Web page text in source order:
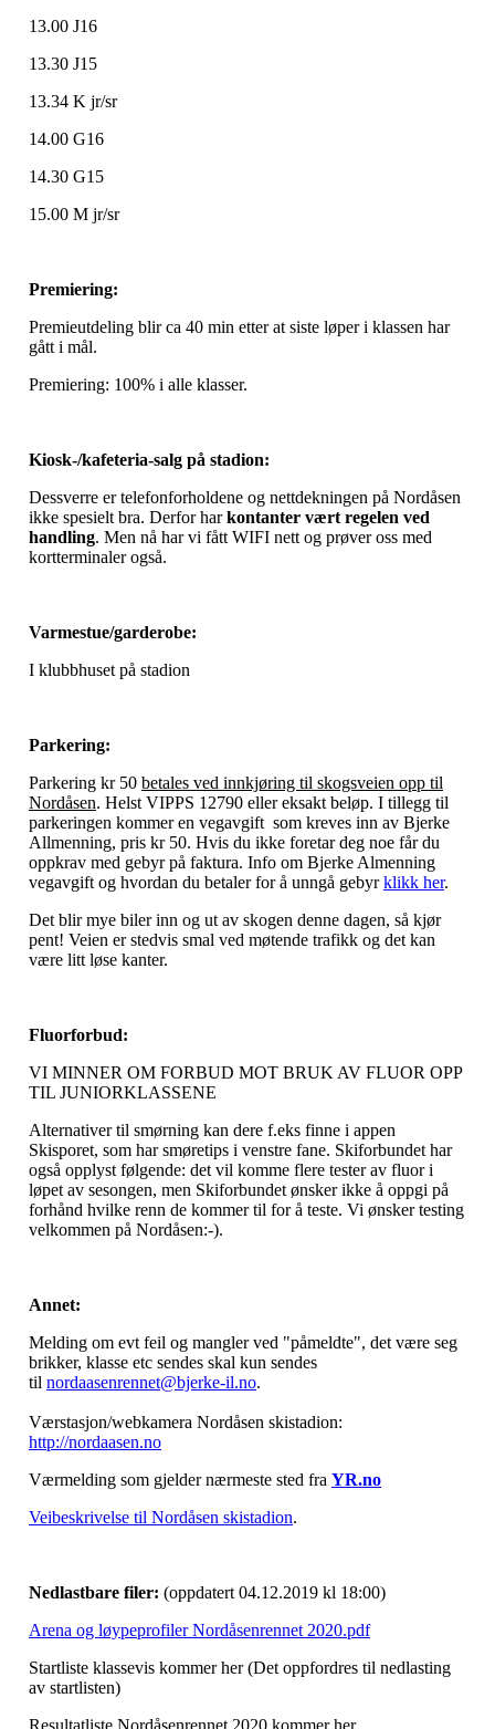
13.00 J16
13.30 J15
13.34 K jr/sr
14.00 G16
14.30 G15
15.00 M jr/sr
Premiering:
Premieutdeling blir ca 40 min etter at siste løper i klassen har
gått i mål.
Premiering: 100% i alle klasser.
Kiosk-/kafeteria-salg på stadion:
Dessverre er telefonforholdene og nettdekningen på Nordåsen
ikke spesielt bra. Derfor harkontanter vært regelen ved
handling. Men nå har vi fått WIFI nett og prøver oss med
kortterminaler også.
Varmestue/garderobe:
I klubbhuset på stadion
Parkering:
Parkering kr 50 betales ved innkjøring til skogsveien opp til
Nordåsen. Helst VIPPS 12790 eller eksakt beløp. I tillegg til
parkeringen kommer en vegavgift som kreves inn av Bjerke
Allmenning, pris kr 50. Hvis du ikke foretar deg noe får du
oppkrav med gebyr på faktura. Info om Bjerke Almenning
vegavgift og hvordan du betaler for å unngå gebyrklikk her.
Det blir mye biler inn og ut av skogen denne dagen, så kjør
pent! Veien er stedvis smal ved møtende trafikk og det kan
være litt løse kanter.
Fluorforbud:
VI MINNER OM FORBUD MOT BRUK AV FLUOR OPP
TIL JUNIORKLASSENE
Alternativer til smørning kan dere f.eks finne i appen
Skisporet, som har smøretips i venstre fane. Skiforbundet har
også opplyst følgende: det vil komme flere tester av fluor i
løpet av sesongen, men Skiforbundet ønsker ikke å oppgi på
forhånd hvilke renn de kommer til for å teste. Vi ønsker testing
velkommen på Nordåsen:-).
Annet:
Melding om evt feil og mangler ved "påmeldte", det være seg
brikker, klasse etc sendes skal kun sendes
til nordaasenrennet@bjerke-il.no.
Værstasjon/webkamera Nordåsen skistadion:
http://nordaasen.no
Værmelding som gjelder nærmeste sted fra YR.no
Veibeskrivelse til Nordåsen skistadion.
Nedlastbare filer: (oppdatert 04.12.2019 kl 18:00)
Arena og løypeprofiler Nordåsenrennet 2020.pdf
Startliste klassevis kommer her (Det oppfordres til nedlasting
av startlisten)
Resultatliste Nordåsenrennet 2020 kommer her